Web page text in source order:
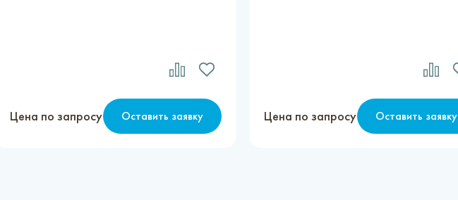
Цена по запросу Оставить заявку Цена по запросу Оставить заявку